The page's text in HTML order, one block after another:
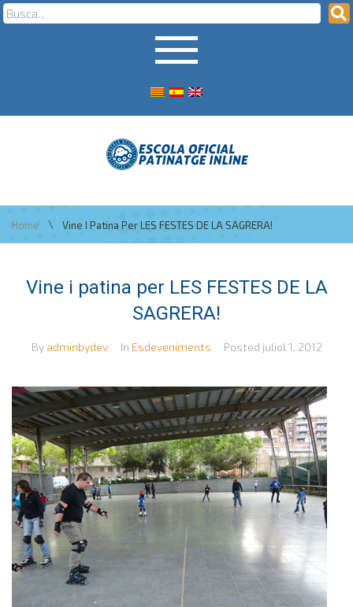
Home \ Vine I Patina Per LES FESTES DE LA SAGRERA!
Vine i patina per LES FESTES DE LA
SAGRERA!
By adminbydev In Esdeveniments Posted juliol 1, 2012